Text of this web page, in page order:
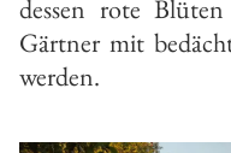
dessen rote
Gärtner mit
werden.